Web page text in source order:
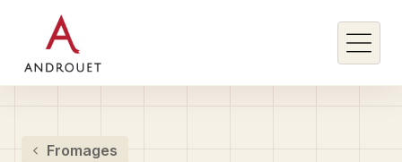
Rechercher un mot clé
Fromages